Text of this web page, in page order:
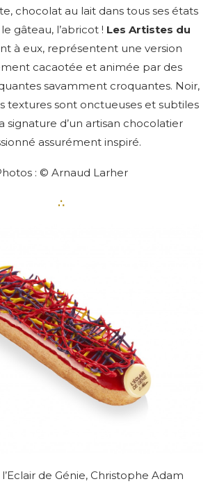
chocolat au lait dans tous ses états
gâteau, l’abricot ! Les Artistes du
à eux, représentent une version
cacaotée et animée par des
savamment croquantes. Noir,
textures sont onctueuses et subtiles
signature d’un artisan chocolatier
assurément inspiré.
: © Arnaud Larher
∴
de Génie, Christophe Adam